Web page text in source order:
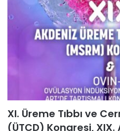
XI. Üreme Tıbbı ve
(ÜTCD) Kongresi,